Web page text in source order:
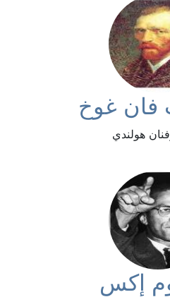
فان غوخ
هولندي
إكس